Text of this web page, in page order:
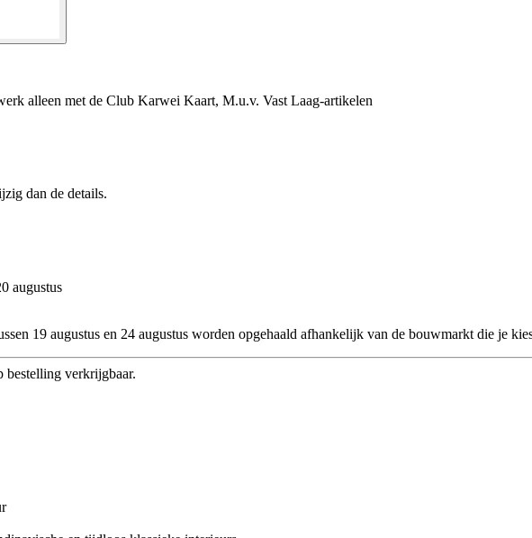
alleen met de Club Karwei Kaart, M.u.v. Vast Laag-artikelen
dan de details.
augustus
19 augustus en 24 augustus worden opgehaald afhankelijk van de bouwmarkt die je
bestelling verkrijgbaar.